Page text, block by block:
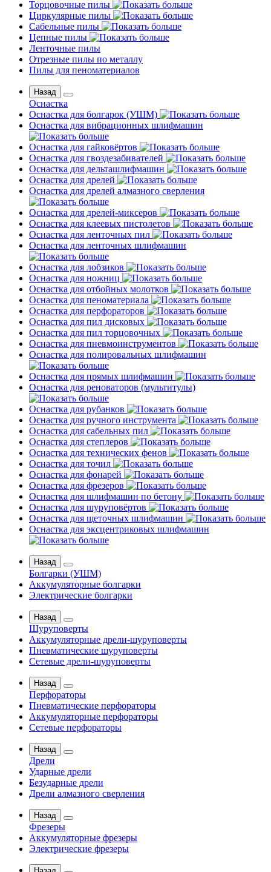
Торцовочные пилы
Циркулярные пилы
Сабельные пилы
Цепные пилы
Ленточные пилы
Отрезные пилы по металлу
Пилы для пеноматериалов
Назад
Оснастка
Оснастка для болгарок (УШМ)
Оснастка для вибрационных шлифмашин
Оснастка для гайковёртов
Оснастка для гвоздезабивателей
Оснастка для дельташлифмашин
Оснастка для дрелей
Оснастка для дрелей алмазного сверления
Оснастка для дрелей-миксеров
Оснастка для клеевых пистолетов
Оснастка для ленточных пил
Оснастка для ленточных шлифмашин
Оснастка для лобзиков
Оснастка для ножниц
Оснастка для отбойных молотков
Оснастка для пеноматериала
Оснастка для перфораторов
Оснастка для пил дисковых
Оснастка для пил торцовочных
Оснастка для пневмоинструментов
Оснастка для полировальных шлифмашин
Оснастка для прямых шлифмашин
Оснастка для реноваторов (мультитулы)
Оснастка для рубанков
Оснастка для ручного инструмента
Оснастка для сабельных пил
Оснастка для степлеров
Оснастка для технических фенов
Оснастка для точил
Оснастка для фонарей
Оснастка для фрезеров
Оснастка для шлифмашин по бетону
Оснастка для шуруповёртов
Оснастка для щеточных шлифмашин
Оснастка для эксцентриковых шлифмашин
Назад
Болгарки (УШМ)
Аккумуляторные болгарки
Электрические болгарки
Назад
Шуруповерты
Аккумуляторные дрели-шуруповерты
Пневматические шуруповерты
Сетевые дрели-шуруповерты
Назад
Перфораторы
Пневматические перфораторы
Аккумуляторные перфораторы
Сетевые перфораторы
Назад
Дрели
Ударные дрели
Безударные дрели
Дрели алмазного сверления
Назад
Фрезеры
Аккумуляторные фрезеры
Электрические фрезеры